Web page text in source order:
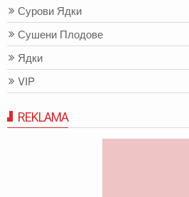
Сурови Ядки
Сушени Плодове
Ядки
VIP
REKLAMA